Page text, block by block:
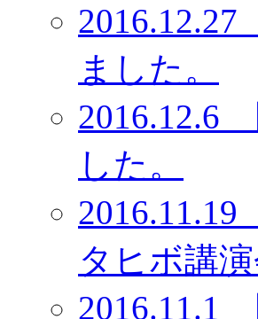
ました。
2016.12.6
した。
タヒボ講
2016.11.1